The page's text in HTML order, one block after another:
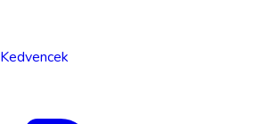
Kedvencek